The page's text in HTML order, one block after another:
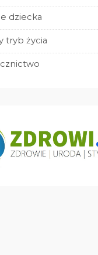
dziecka
tryb życia